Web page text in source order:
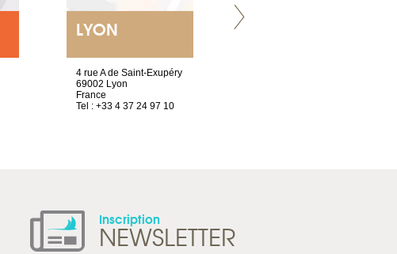
LYON
4 rue A de Saint-Exupéry
69002 Lyon
France
Tel : +33 4 37 24 97 10
Inscription
NEWSLETTER